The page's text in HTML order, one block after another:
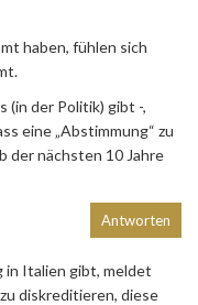
haben, fühlen sich
(in der Politik) gibt -,
eine „Abstimmung“ zu
der nächsten 10 Jahre
in Italien gibt, meldet
diskreditieren, diese
Antworten